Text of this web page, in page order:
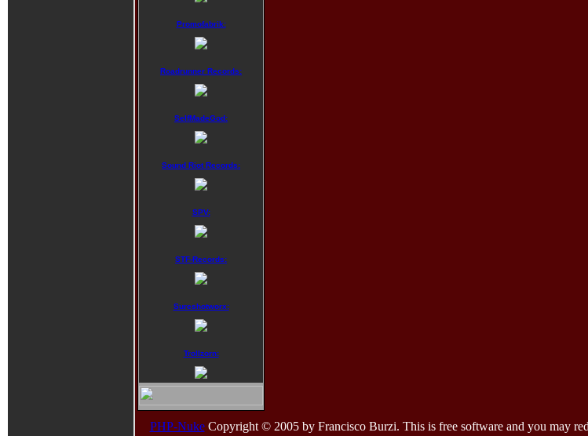
Promofabrik:
Roadrunner Records:
SelfMadeGod:
Sound Riot Records:
SPV:
STF-Records:
Sureshotworx:
Trollzorn:
PHP-NukeCopyright © 2005 by Francisco Burzi. This is free software and you may